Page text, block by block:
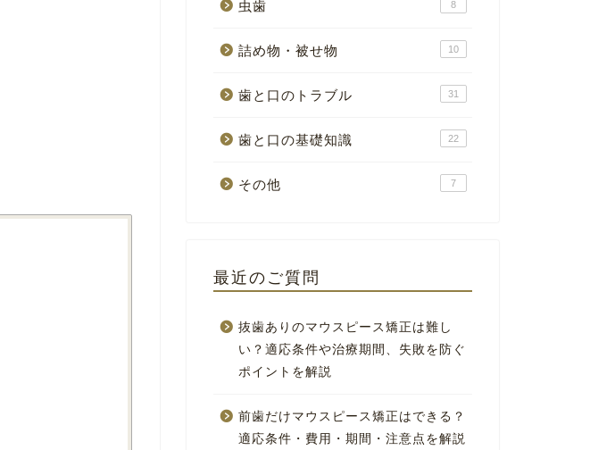
虫歯 8
詰め物・被せ物 10
歯と口のトラブル 31
歯と口の基礎知識 22
その他 7
最近のご質問
抜歯ありのマウスピース矯正は難し
い？適応条件や治療期間、失敗を防ぐ
ポイントを解説
前歯だけマウスピース矯正はできる？
適応条件・費用・期間・注意点を解説